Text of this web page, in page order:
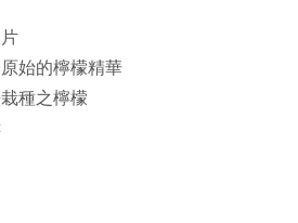
始的檸檬精華
種之檸檬